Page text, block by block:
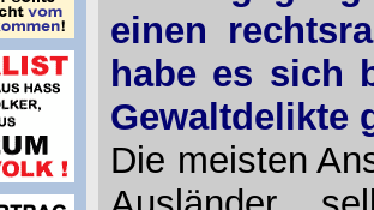
einen
habe es sich
Gewaltdelikte
Die meisten